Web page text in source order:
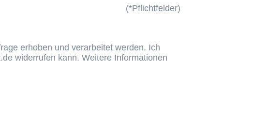
(*Pflichtfelder)
erhoben und verarbeitet werden. Ich
widerrufen kann. Weitere Informationen